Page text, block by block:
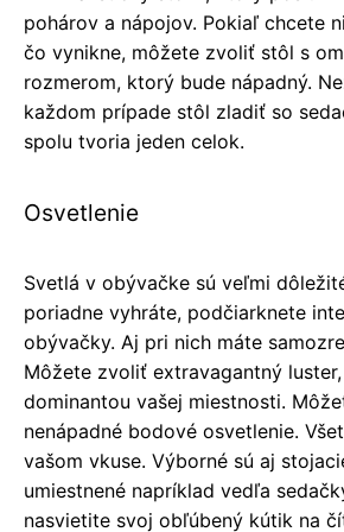
pohárov a nápojov. Pokiaľ chcete
čo vynikne, môžete zvoliť stôl s
rozmerom, ktorý bude nápadný.
každom prípade stôl zladiť so
spolu tvoria jeden celok.
Osvetlenie
Svetlá v obývačke sú veľmi
poriadne vyhráte, podčiarknete
obývačky. Aj pri nich máte
Môžete zvoliť extravagantný
dominantou vašej miestnosti.
nenápadné bodové osvetlenie.
vašom vkuse. Výborné sú aj
umiestnené napríklad vedľa
nasvietite svoj obľúbený kútik na